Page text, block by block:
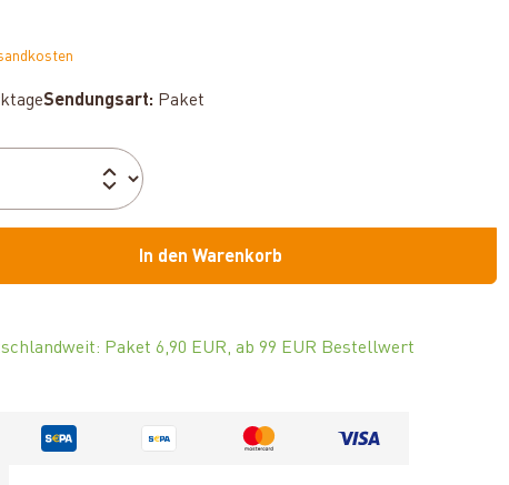
Sendungsart: Paket
In den Warenkorb
Paket 6,90 EUR, ab 99 EUR Bestellwert